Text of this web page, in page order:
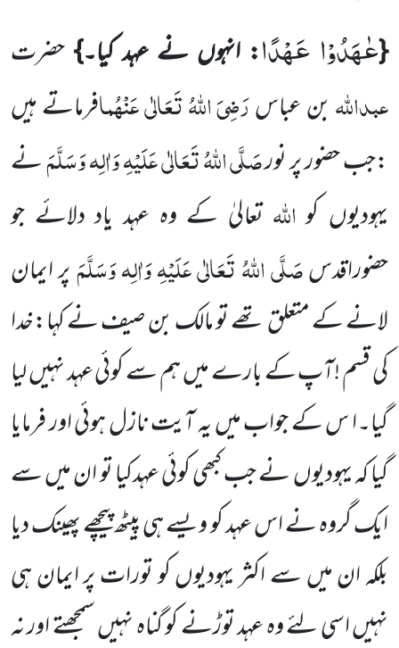
{عٰهَدُوْا عَهْدًا: انہوں نے عہد کیا۔}حضرت
عبداللہبن عباسرَضِیَ اللہُ تَعَالٰی عَنْہُمافرماتے ہیں
:جب حضور پر نورصَلَّی اللہُ تَعَالٰی عَلَیْہِ وَاٰلِہ وَسَلَّمَنے
یہودیوں کو اللہ تعالیٰ کے وہ عہد یاد دلائے جو
حضوراقدسصَلَّی اللہُ تَعَالٰی عَلَیْہِ وَاٰلِہ وَسَلَّمَپر ایمان
لانے کے متعلق تھے تو مالک بن صیف نے کہا:خدا
کی قسم !آپ کے بارے میں ہم سے کوئی عہد نہیں لیا
گیا۔ا س کے جوابمیں یہ آیت نازل ہوئی اور فرمایا
گیا کہ یہودیوں نے جب کبھی کوئی عہدکیا تو ان میں سے
ایک گروہ نے اس عہد کو ویسے ہی پیٹھپیچھے پھینک دیا
بلکہ ان میں سے اکثر یہودیوں کو تورات پر ایمان ہی
نہیں اسی لئے وہ عہد توڑنے کو گناہنہیں سمجھتے اور نہ